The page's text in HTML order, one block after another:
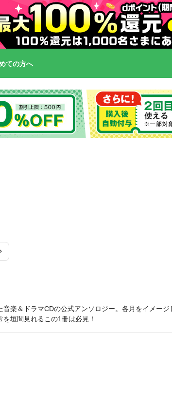
ての方へ
楽＆ドラマCDの公式アンソロジー。各月をイメージ
垣間見れるこの1冊は必見！